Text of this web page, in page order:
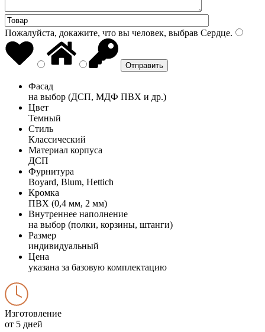
Пожалуйста, докажите, что вы человек, выбрав Сердце.
Фасад
на выбор (ДСП, МДФ ПВХ и др.)
Цвет
Темный
Стиль
Классический
Материал корпуса
ДСП
Фурнитура
Boyard, Blum, Hettich
Кромка
ПВХ (0,4 мм, 2 мм)
Внутреннее наполнение
на выбор (полки, корзины, штанги)
Размер
индивидуальный
Цена
указана за базовую комплектацию
Изготовление
от 5 дней